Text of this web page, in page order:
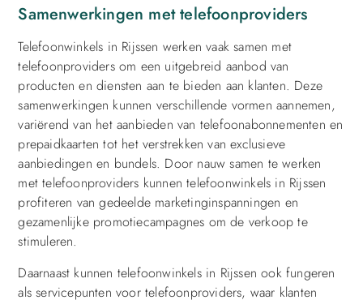
Samenwerkingen met telefoonproviders
Telefoonwinkels in Rijssen werken vaak samen met
telefoonproviders om een uitgebreid aanbod van
producten en diensten aan te bieden aan klanten. Deze
samenwerkingen kunnen verschillende vormen aannemen,
variërend van het aanbieden van telefoonabonnementen en
prepaidkaarten tot het verstrekken van exclusieve
aanbiedingen en bundels. Door nauw samen te werken
met telefoonproviders kunnen telefoonwinkels in Rijssen
profiteren van gedeelde marketinginspanningen en
gezamenlijke promotiecampagnes om de verkoop te
stimuleren.
Daarnaast kunnen telefoonwinkels in Rijssen ook fungeren
als servicepunten voor telefoonproviders, waar klanten